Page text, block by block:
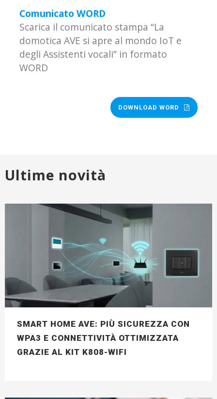
Comunicato WORD
Scarica il comunicato stampa “La
domotica AVE si apre al mondo IoT e
degli Assistenti vocali” in formato
WORD
DOWNLOAD WORD
Ultime novità
SMART HOME AVE: PIÙ SICUREZZA CON
WPA3 E CONNETTIVITÀ OTTIMIZZATA
GRAZIE AL KIT K808-WIFI